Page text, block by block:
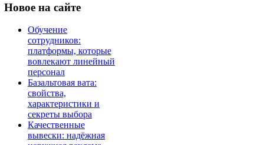
Новое на сайте
Обучение
сотрудников:
платформы, которые
вовлекают линейный
персонал
Базальтовая вата:
свойства,
характеристики и
секреты выбора
Качественные
вывески: надёжная